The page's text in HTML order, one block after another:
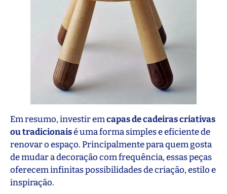
Em resumo, investir emcapas de cadeiras criativas
ou tradicionaisé uma forma simples e eficiente de
renovar o espaço. Principalmente para quem gosta
de mudar a decoração com frequência, essas peças
oferecem infinitas possibilidades de criação, estilo e
inspiração.